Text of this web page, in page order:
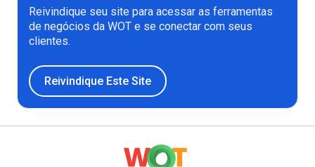
Reivindique seu site para acessar as ferramentas
de negócios da WOT e se conectar com seus
clientes.
Reivindique Este Site